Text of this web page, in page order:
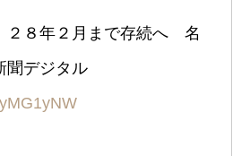
２８年２月まで存続へ 名
聞デジタル